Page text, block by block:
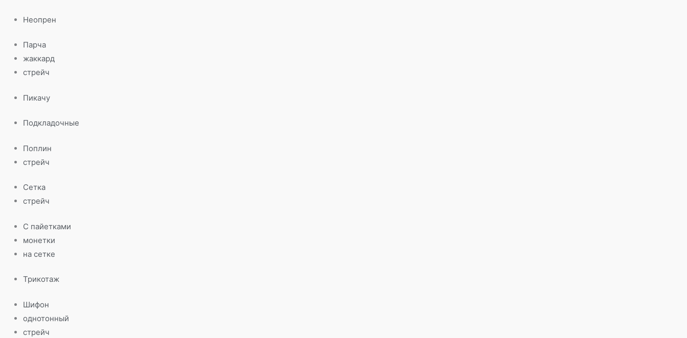
Неопрен
Парча
жаккард
стрейч
Пикачу
Подкладочные
Поплин
стрейч
Сетка
стрейч
С пайетками
монетки
на сетке
Трикотаж
Шифон
однотонный
стрейч